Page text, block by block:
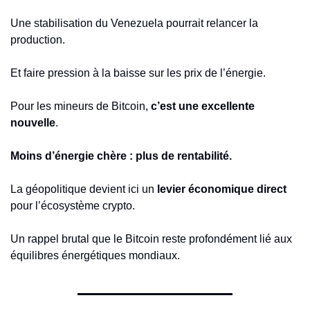
Une stabilisation du Venezuela pourrait relancer la
production.
Et faire pression à la baisse sur les prix de l’énergie.
Pour les mineurs de Bitcoin, c’est une excellente
nouvelle.
Moins d’énergie chère : plus de rentabilité.
La géopolitique devient ici un levier économique direct
pour l’écosystème crypto.
Un rappel brutal que le Bitcoin reste profondément lié aux
équilibres énergétiques mondiaux.